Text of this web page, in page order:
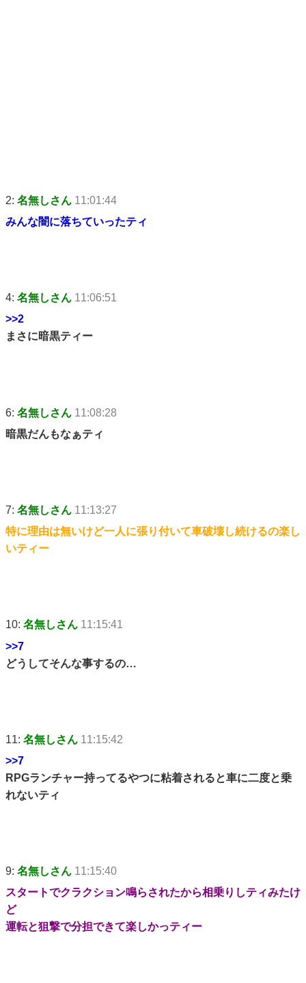
2: 名無しさん 11:01:44
みんな闇に落ちていったティ
4: 名無しさん 11:06:51
>>2
まさに暗黒ティー
6: 名無しさん 11:08:28
暗黒だんもなぁティ
7: 名無しさん 11:13:27
特に理由は無いけど一人に張り付いて車破壊し続けるの楽し
いティー
10: 名無しさん 11:15:41
>>7
どうしてそんな事するの…
11: 名無しさん 11:15:42
>>7
RPGランチャー持ってるやつに粘着されると車に二度と乗
れないティ
9: 名無しさん 11:15:40
スタートでクラクション鳴らされたから相乗りしティみたけ
ど
運転と狙撃で分担できて楽しかっティー